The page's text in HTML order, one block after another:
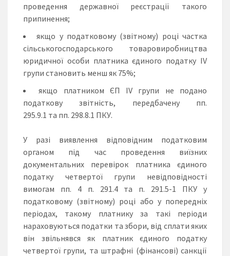
проведення державної реєстрації такого
припинення;
якщо у податковому (звітному) році частка
сільськогосподарського товаровиробництва
юридичної особи платника єдиного податку ІV
групи становить менш як 75%;
якщо платником ЄП ІV групи не подано
податкову звітність, передбачену пп.
295.9.1 та пп. 298.8.1 ПКУ.
У разі виявлення відповідним податковим
органом під час проведення виїзних
документальних перевірок платника єдиного
податку четвертої групи невідповідності
вимогам пп. 4 п. 291.4 та п. 291.5-1 ПКУ у
податковому (звітному) році або у попередніх
періодах, такому платнику за такі періоди
нараховуються податки та збори, від сплати яких
він звільнявся як платник єдиного податку
четвертої групи, та штрафні (фінансові) санкції